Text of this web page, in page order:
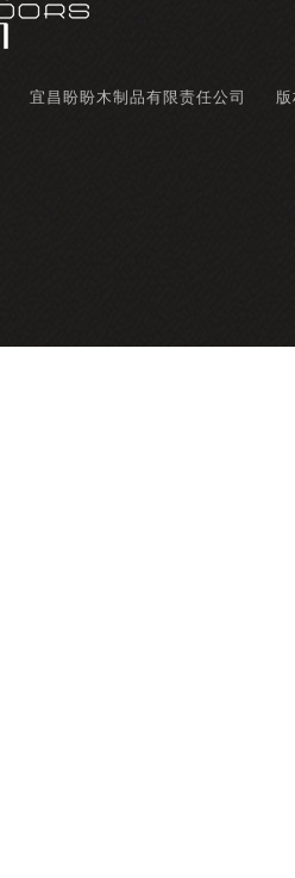
宜昌盼盼木制品有限责任公司